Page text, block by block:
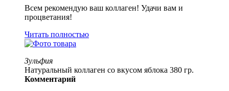
Всем рекомендую ваш коллаген! Удачи вам и
процветания!
Читать полностью
Зульфия
Натуральный коллаген со вкусом яблока 380 гр.
Комментарий